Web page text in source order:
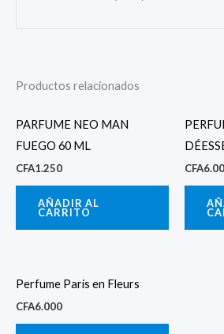
Productos relacionados
PARFUME NEO MAN
FUEGO 60 ML
CFA1.250
AÑADIR AL
CARRITO
CFA
Perfume Paris en Fleurs
CFA6.000